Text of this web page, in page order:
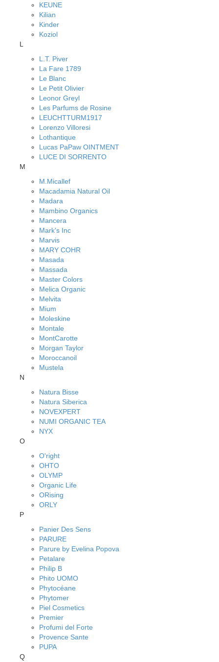
KEUNE
Kilian
Kinder
Koziol
L
L.T. Piver
La Fare 1789
Le Blanc
Le Petit Olivier
Leonor Greyl
Les Parfums de Rosine
LEUCHTTURM1917
Lorenzo Villoresi
Lothantique
Lucas PaPaw OINTMENT
LUCE DI SORRENTO
M
M.Micallef
Macadamia Natural Oil
Madara
Mambino Organics
Mancera
Mark's Inc
Marvis
MARY COHR
Masada
Massada
Master Colors
Melica Organic
Melvita
Mium
Moleskine
Montale
MontCarotte
Morgan Taylor
Moroccanoil
Mustela
N
Natura Bisse
Natura Siberica
NOVEXPERT
NUMI ORGANIC TEA
NYX
O
O'right
OHTO
OLYMP
Organic Life
ORising
ORLY
P
Panier Des Sens
PARURE
Parure by Evelina Popova
Petalare
Philip B
Phito UOMO
Phytocéane
Phytomer
Piel Cosmetics
Premier
Profumi del Forte
Provence Sante
PUPA
Q